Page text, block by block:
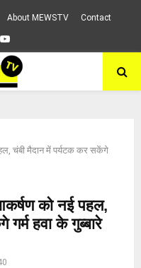
About MEWSTV Contact
Youtube
चंबी मैदान में पर्यटक कर सकेंगे
को नई पहल,
हवा के गुब्बारे